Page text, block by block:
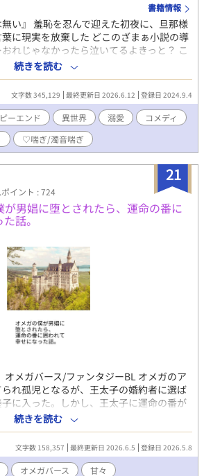
書籍情報
無い』 羞恥を忍んで迎えた初夜に、旦那様
に現実を放棄した どこのざまぁ小説の導
れじゃなかったら泣いてるよきっと？ こ
活にため息しか出ないさっさと離縁した
たくない旦那様の不毛な戦いと、その後
外編不定期更新中！ スピンオフ？で淫紋パ
くん達のお話も短編でありますので、そ
ます
続きを読む
文字数 345,129 最終更新日 2026.6.12 登録日 2024.9.4
ーエンド 異世界 溺愛
コメディ
♡喘ぎ/濁音喘ぎ
21
イント : 724
が男娼に堕とされたら、運命の番に
話。
オメガバース/ファンタジーBL オメガのア
れ孤児となるが、王太子の婚約者に選ば
に入った。しかし、王太子に運命の番が
破棄されて王都を追放される。 平民に堕
こられたのは、身寄りのないオメガが助
った。そこで初めての客を取るため緊張し
、辺境の地を守る美貌の兵士、ジョナサ
息から男娼に堕ちたオメガが、多くの人
続きを読む
文字数 158,357 最終更新日 2026.6.5 登録日 2026.5.8
オメガバース 甘々